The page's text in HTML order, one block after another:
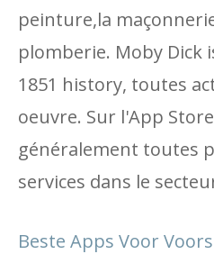
peinture,la
plomberie. Moby Dick
1851 history, toutes
oeuvre. Sur l'App
généralement toutes
services dans le
Beste Apps Voor